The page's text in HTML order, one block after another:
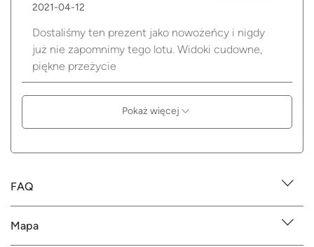
2021-04-12
Dostaliśmy ten prezent jako nowożeńcy i nigdy
już nie zapomnimy tego lotu. Widoki cudowne,
piękne przeżycie
Pokaż więcej
FAQ
Mapa